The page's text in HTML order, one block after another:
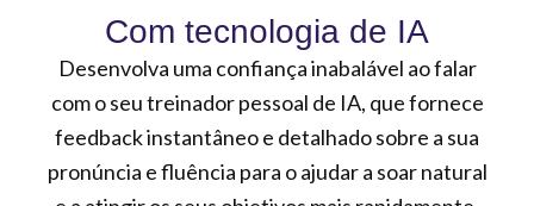
Com tecnologia de IA
Desenvolva uma confiança inabalável ao falar
com o seu treinador pessoal de IA, que fornece
feedback instantâneo e detalhado sobre a sua
pronúncia e fluência para o ajudar a soar natural